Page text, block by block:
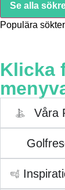
Se alla
Populära
Klicka
Våra